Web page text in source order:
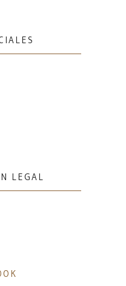
LEGAL